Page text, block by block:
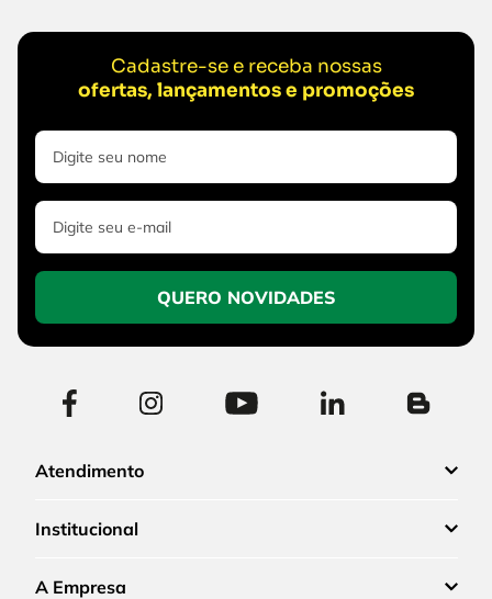
Cadastre-se e receba nossas
ofertas, lançamentos e promoções
QUERO NOVIDADES
Atendimento
Institucional
A Empresa